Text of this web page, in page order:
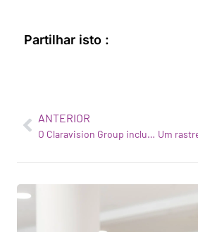
Partilhar isto :
ANTERIOR
O Claravision Group inclui a tecnologia WIVI Vision nas suas ópticas